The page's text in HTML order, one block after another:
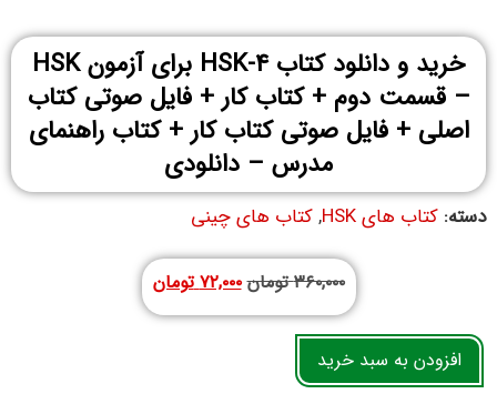
خرید و دانلود کتاب HSK-4 برای آزمون HSK
– قسمت دوم + کتاب کار + فایل صوتی کتاب
اصلی + فایل صوتی کتاب کار + کتاب راهنمای
مدرس – دانلودی
دسته: کتاب های HSK ,کتاب های چینی
۳۶۰,۰۰۰ تومان ۷۲,۰۰۰ تومان
افزودن به سبد خرید